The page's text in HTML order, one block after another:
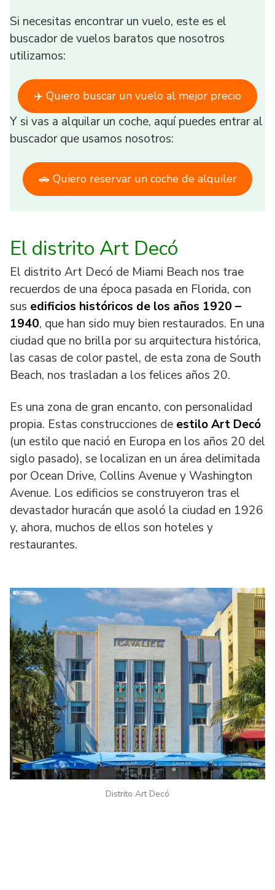
Si necesitas encontrar un vuelo, este es el
buscador de vuelos baratos que nosotros
utilizamos:
✈️ Quiero buscar un vuelo al mejor precio
Y si vas a alquilar un coche, aquí puedes entrar al
buscador que usamos nosotros:
🚗 Quiero reservar un coche de alquiler
El distrito Art Decó
El distrito Art Decó de Miami Beach nos trae
recuerdos de una época pasada en Florida, con
sus edificios históricos de los años 1920 –
1940, que han sido muy bien restaurados. En una
ciudad que no brilla por su arquitectura histórica,
las casas de color pastel, de esta zona de South
Beach, nos trasladan a los felices años 20.
Es una zona de gran encanto, con personalidad
propia. Estas construcciones de estilo Art Decó
(un estilo que nació en Europa en los años 20 del
siglo pasado), se localizan en un área delimitada
por Ocean Drive, Collins Avenue y Washington
Avenue. Los edificios se construyeron tras el
devastador huracán que asoló la ciudad en 1926
y, ahora, muchos de ellos son hoteles y
restaurantes.
Distrito Art Decó